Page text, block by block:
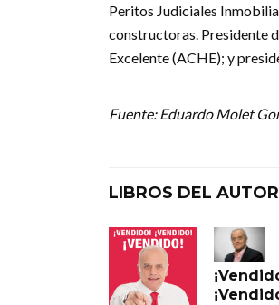
Peritos Judiciales
constructoras. Presidente
Excelente (ACHE); y
Fuente: Eduardo Molet
LIBROS DEL AUTOR